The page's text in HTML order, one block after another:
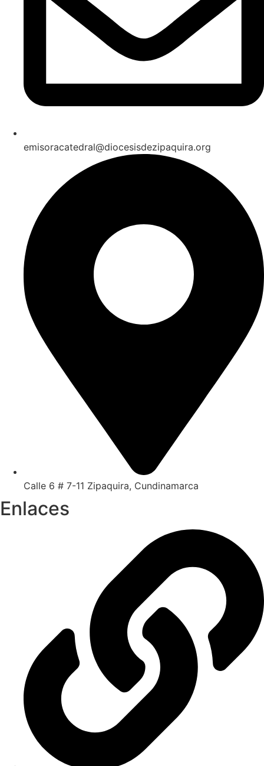
emisoracatedral@diocesisdezipaquira.org
Calle 6 # 7-11 Zipaquira, Cundinamarca
Enlaces